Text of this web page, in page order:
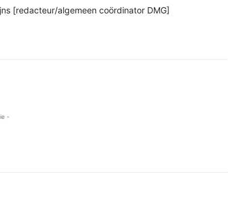
[redacteur/algemeen coördinator DMG]
-